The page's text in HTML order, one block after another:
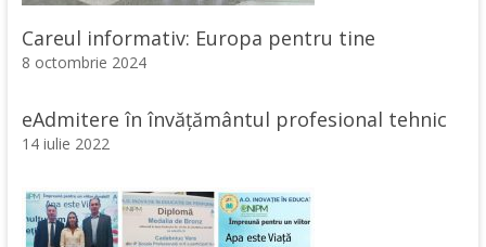
Careul informativ: Europa pentru tine
8 octombrie 2024
eAdmitere în învățământul profesional tehnic
14 iulie 2022